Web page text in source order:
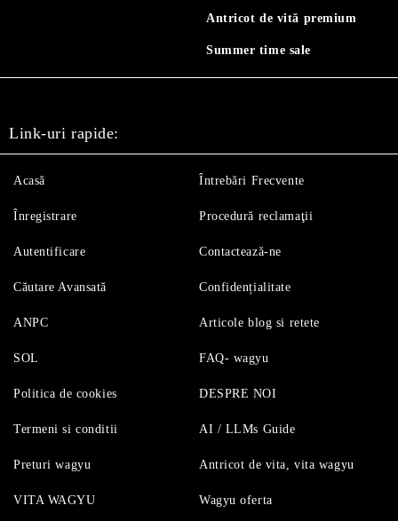
Antricot de vită premium
Summer time sale
Link-uri rapide:
Acasă
Înregistrare
Autentificare
Căutare Avansată
Întrebări Frecvente
Procedură reclamaţii
Contactează-ne
Confidențialitate
ANPC
SOL
Politica de cookies
Termeni si conditii
Articole blog si retete
FAQ- wagyu
DESPRE NOI
AI / LLMs Guide
Preturi wagyu
VITA WAGYU
Antricot de vita, vita wagyu
Wagyu oferta